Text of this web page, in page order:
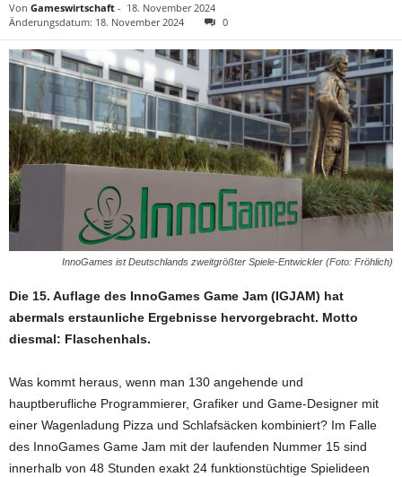
Von Gameswirtschaft - 18. November 2024
Änderungsdatum: 18. November 2024
0
InnoGames ist Deutschlands zweitgrößter Spiele-Entwickler (Foto: Fröhlich)
Die 15. Auflage des InnoGames Game Jam (IGJAM) hat
abermals erstaunliche Ergebnisse hervorgebracht. Motto
diesmal: Flaschenhals.
Was kommt heraus, wenn man 130 angehende und
hauptberufliche Programmierer, Grafiker und Game-Designer mit
einer Wagenladung Pizza und Schlafsäcken kombiniert? Im Falle
des InnoGames Game Jam mit der laufenden Nummer 15 sind
innerhalb von 48 Stunden exakt 24 funktionstüchtige Spielideen